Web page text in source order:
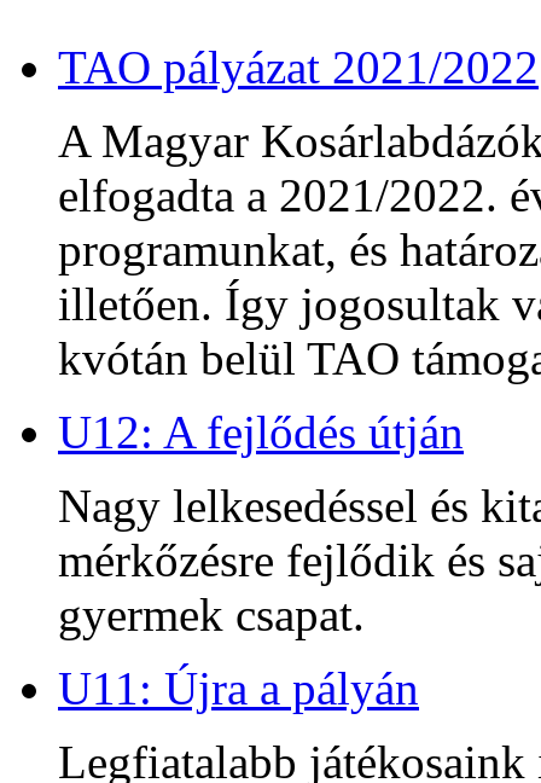
TAO pályázat 2021/2022
A Magyar
elfogadta a 2021/2022.
programunkat, és
illetően. Így jogosultak
kvótán belül TAO
U12: A fejlődés útján
Nagy lelkesedéssel és
mérkőzésre fejlődik és
gyermek csapat.
U11: Újra a pályán
Legfiatalabb